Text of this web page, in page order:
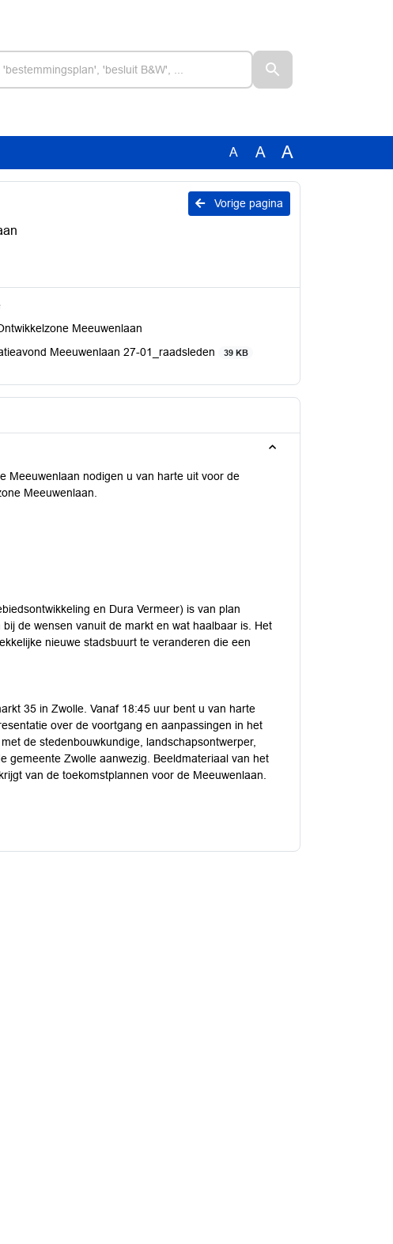
A A A
Vorige pagina
Meeuwenlaan
Meeuwenlaan 27-01_raadsleden 39 KB
Meeuwenlaan nodigen u van harte uit voor de
Meeuwenlaan.
en Dura Vermeer) is van plan
de wensen vanuit de markt en wat haalbaar is. Het
nieuwe stadsbuurt te veranderen die een
35 in Zwolle. Vanaf 18:45 uur bent u van harte
over de voortgang en aanpassingen in het
de stedenbouwkundige, landschapsontwerper,
gemeente Zwolle aanwezig. Beeldmateriaal van het
van de toekomstplannen voor de Meeuwenlaan.